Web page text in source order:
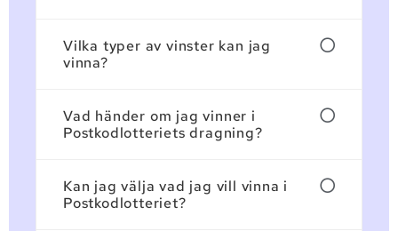
Vilka typer av vinster kan jag
vinna?
Vad händer om jag vinner i
Postkodlotteriets dragning?
Kan jag välja vad jag vill vinna i
Postkodlotteriet?